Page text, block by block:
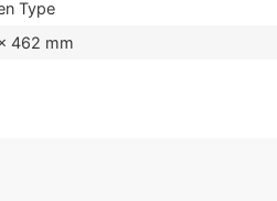
Type
462 mm